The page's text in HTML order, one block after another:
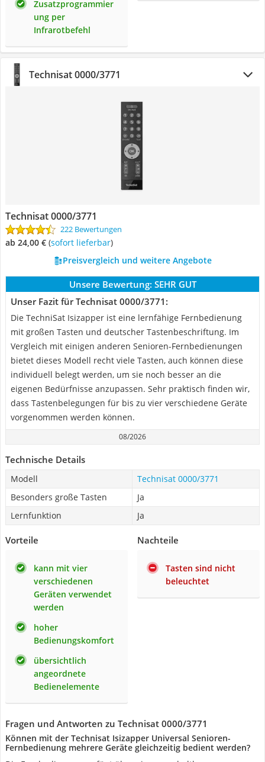
Zusatzprogrammier
ung per
Infrarotbefehl
Technisat 0000/3771
Technisat 0000/3771
222 Bewertungen
ab 24,00 € ( Sofort lieferbar)
Preisvergleich und weitere Angebote
Unsere Bewertung: SEHR GUT
Unser Fazit für Technisat 0000/3771:
Die TechniSat Isizapper ist eine lernfähige Fernbedienung
mit großen Tasten und deutscher Tastenbeschriftung. Im
Vergleich mit einigen anderen Senioren-Fernbedienungen
bietet dieses Modell recht viele Tasten, auch können diese
individuell belegt werden, um sie noch besser an die
eigenen Bedürfnisse anzupassen. Sehr praktisch finden wir,
dass Tastenbelegungen für bis zu vier verschiedene Geräte
vorgenommen werden können.
08/2026
Technische Details
Modell
Technisat 0000/3771
Besonders große Tasten
Ja
Lernfunktion
Ja
Vorteile
kann mit vier
verschiedenen
Geräten verwendet
werden
hoher
Bedienungskomfort
übersichtlich
angeordnete
Bedienelemente
Nachteile
Tasten sind nicht
beleuchtet
Fragen und Antworten zu Technisat 0000/3771
Können mit der Technisat Isizapper Universal Senioren-
Fernbedienung mehrere Geräte gleichzeitig bedient werden?